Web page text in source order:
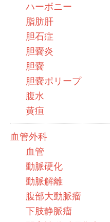
ハーボニー
脂肪肝
胆石症
胆嚢炎
胆嚢
胆嚢ポリープ
腹水
黄疸
血管外科
血管
動脈硬化
動脈解離
腹部大動脈瘤
下肢静脈瘤